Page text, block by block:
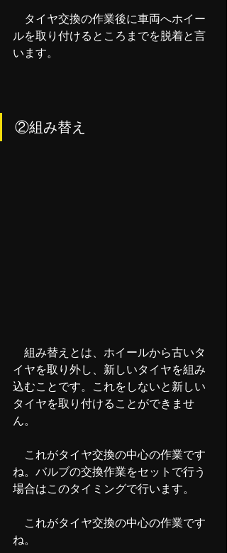
タイヤ交換の作業後に車両へホイー
ルを取り付けるところまでを脱着と言
います。
②組み替え
組み替えとは、ホイールから古いタ
イヤを取り外し、新しいタイヤを組み
込むことです。これをしないと新しい
タイヤを取り付けることができませ
ん。
これがタイヤ交換の中心の作業です
ね。バルブの交換作業をセットで行う
場合はこのタイミングで行います。
これがタイヤ交換の中心の作業です
ね。